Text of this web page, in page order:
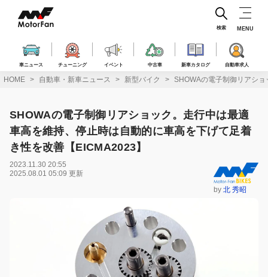
ス
車ニュース チューニング イベント 中古車 新車カタログ 自動車求人
検索 MENU
HOME 自動車・新車ニュース 新型バイク SHOWAの電子制御リアシ
SHOWAの電子制御リアショック。走行中は最適
車高を維持、停止時は自動的に車高を下げて足着
き性を改善【EICMA2023】
2023.11.30 20:55
2025.08.01 05:09 更新
by北 秀昭